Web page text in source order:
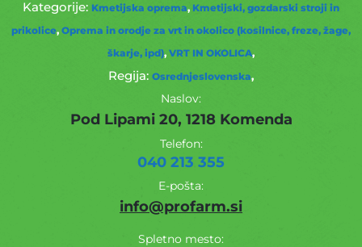
Kmetijska oprema Kmetijski, gozdarski stroji in
prikolice Oprema in orodje za vrt in okolico (kosilnice, freze, žage,
škarje, ipd) VRT IN OKOLICA
Osrednjeslovenska
Naslov:
Pod Lipami 20, 1218 Komenda
Telefon:
040 213 355
E-pošta:
info@profarm.si
Spletno mesto: